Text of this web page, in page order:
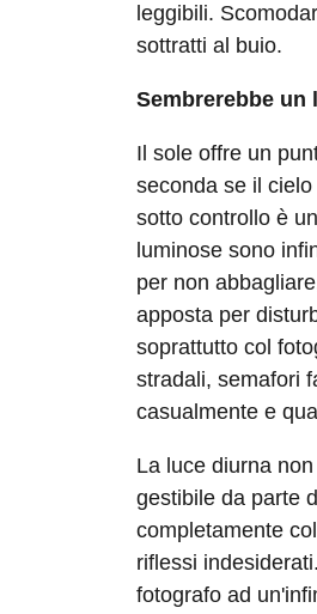
leggibili.
sottratti al buio.
Sembrerebbe un
Il sole offre un
seconda se il
sotto controllo è
luminose sono
per non
apposta per
soprattutto col
stradali, semafori
casualmente e
La luce diurna
gestibile da parte
completamente
riflessi
fotografo ad